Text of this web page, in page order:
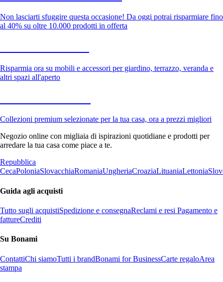
Non lasciarti sfuggire questa occasione! Da oggi potrai risparmiare fino
al 40% su oltre 10.000 prodotti in offerta
Risparmia ora su mobili e accessori per giardino, terrazzo, veranda e
altri spazi all'aperto
Collezioni premium selezionate per la tua casa, ora a prezzi migliori
Negozio online con migliaia di ispirazioni quotidiane e prodotti per
arredare la tua casa come piace a te.
Repubblica
CecaPoloniaSlovacchiaRomaniaUngheriaCroaziaLituaniaLettonia
Guida agli acquisti
Tutto sugli acquistiSpedizione e consegnaReclami e resi Pagamento e
fattureCrediti
Su Bonami
ContattiChi siamoTutti i brandBonami for BusinessCarte regaloArea
stampa